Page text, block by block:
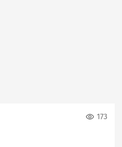
173